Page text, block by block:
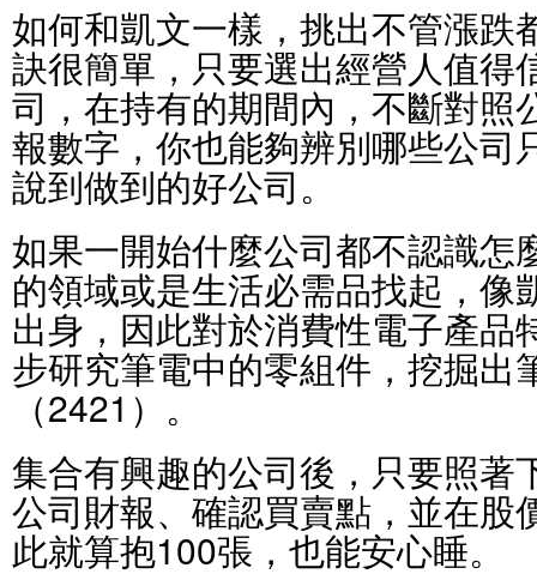
如何和凱文一樣，挑出不管漲跌
訣很簡單，只要選出經營人值得
司，在持有的期間內，不斷對照
報數字，你也能夠辨別哪些公司
說到做到的好公司。
如果一開始什麼公司都不認識怎
的領域或是生活必需品找起，像
出身，因此對於消費性電子產品
步研究筆電中的零組件，挖掘出
（2421）。
集合有興趣的公司後，只要照著
公司財報、確認買賣點，並在股
此就算抱100張，也能安心睡。